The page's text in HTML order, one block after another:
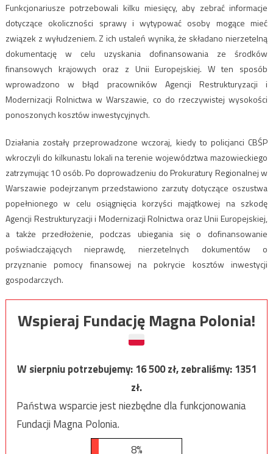
Funkcjonariusze potrzebowali kilku miesięcy, aby zebrać informacje
dotyczące okoliczności sprawy i wytypować osoby mogące mieć
związek z wyłudzeniem. Z ich ustaleń wynika, że składano nierzetelną
dokumentację w celu uzyskania dofinansowania ze środków
finansowych krajowych oraz z Unii Europejskiej. W ten sposób
wprowadzono w błąd pracowników Agencji Restrukturyzacji i
Modernizacji Rolnictwa w Warszawie, co do rzeczywistej wysokości
ponoszonych kosztów inwestycyjnych.
Działania zostały przeprowadzone wczoraj, kiedy to policjanci CBŚP
wkroczyli do kilkunastu lokali na terenie województwa mazowieckiego
zatrzymując 10 osób. Po doprowadzeniu do Prokuratury Regionalnej w
Warszawie podejrzanym przedstawiono zarzuty dotyczące oszustwa
popełnionego w celu osiągnięcia korzyści majątkowej na szkodę
Agencji Restrukturyzacji i Modernizacji Rolnictwa oraz Unii Europejskiej,
a także przedłożenie, podczas ubiegania się o dofinansowanie
poświadczających nieprawdę, nierzetelnych dokumentów o
przyznanie pomocy finansowej na pokrycie kosztów inwestycji
gospodarczych.
Wspieraj Fundację Magna Polonia!
W sierpniu potrzebujemy:16 500zł, zebraliśmy:1351
zł.
Państwa wsparcie jest niezbędne dla funkcjonowania
Fundacji Magna Polonia.
8%